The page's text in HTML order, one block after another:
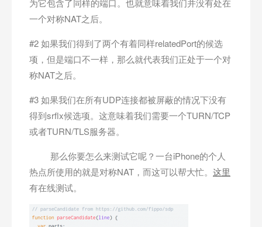
为它包含了同样的端口。也就意味着我们并没有处在
一个对称NAT之后。
#2 如果我们得到了两个有着同样relatedPort的候选
项，但是端口不一样，那么就代表我们正处于一个对
称NAT之后。
#3 如果我们在所有UDP连接都被屏蔽的情况下没有
得到srflx候选项。这意味着我们需要一个TURN/TCP
或者TURN/TLS服务器。
那么你要怎么来测试它呢？一台iPhone的个人
热点所使用的就是对称NAT，而这可以帮大忙。 这里
有在线测试。